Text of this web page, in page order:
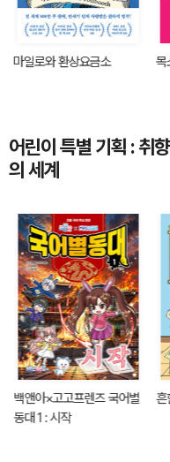
마일로와 환상요금소 목
어린이 특별 기획 : 취
의 세계
백앤아×고고프렌즈 국어별
동대 1 : 시작
흔